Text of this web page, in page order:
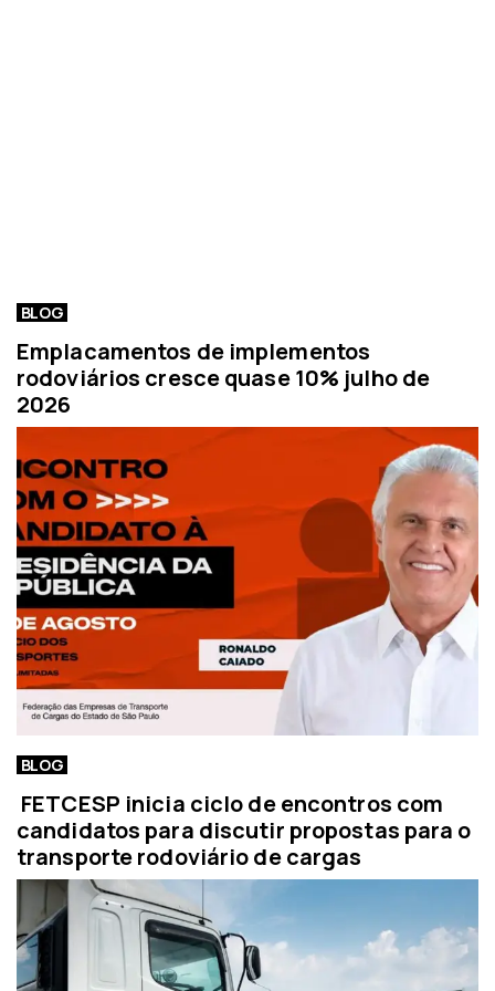
BLOG
Emplacamentos de implementos
rodoviários cresce quase 10% julho de
2026
BLOG
FETCESP inicia ciclo de encontros com
candidatos para discutir propostas para o
transporte rodoviário de cargas